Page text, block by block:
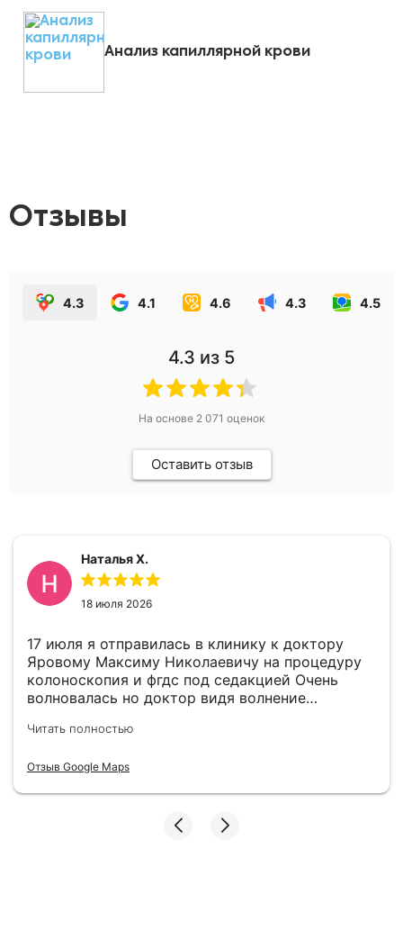
Анализ капиллярной крови
Отзывы
4.3 4.1 4.6 4.3 4.5
4.3 из 5
На основе 2 071 оценок
Оставить отзыв
Наталья Х.
18 июля 2026
17 июля я отправилась в клинику к доктору
Яровому Максиму Николаевичу на процедуру
колоноскопия и фгдс под седакцией Очень
волновалась но доктор видя волнение
По выявленному гастриту доктор дал
своевременно эти процедуры так как врачи
Яровому Максиму Николаевичу за хорошо
Читать полностью
Отзыв Google Maps